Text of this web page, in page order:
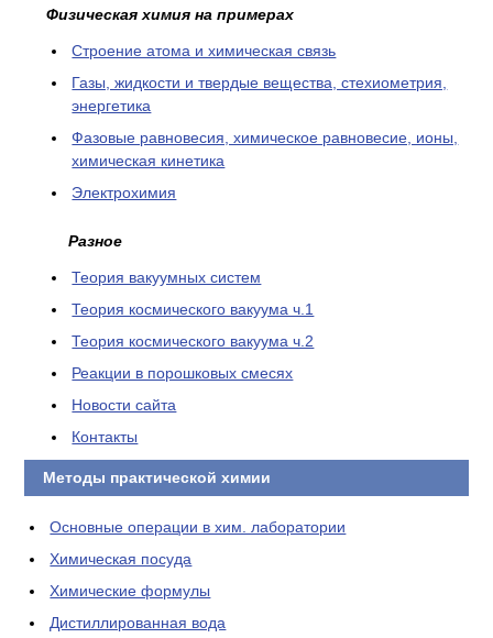
Физическая химия на примерах
Cтроение атома и химическая связь
Газы, жидкости и твердые вещества, стехиометрия,
энергетика
Фазовые равновесия, химическое равновесие, ионы,
химическая кинетика
Электрохимия
Разное
Теория вакуумных систем
Теория космического вакуума ч.1
Теория космического вакуума ч.2
Реакции в порошковых смесях
Новости сайта
Контакты
Методы практической химии
Основные операции в хим. лаборатории
Химическая посуда
Химические формулы
Дистиллированная вода